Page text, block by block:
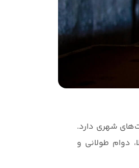
شهری دارد.
دوام طولانی و